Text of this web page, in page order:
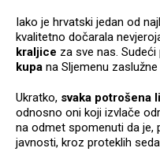
Iako je hrvatski jedan od
kvalitetno dočarala
kraljice za sve nas.
kupa na Sljemenu
Ukratko, svaka potrošena
odnosno oni koji izvlače
na odmet spomenuti da je,
javnosti, kroz proteklih